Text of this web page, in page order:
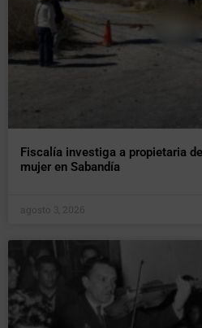
Fiscalía investiga a propietaria
mujer en Sabandía
agosto 3, 2026